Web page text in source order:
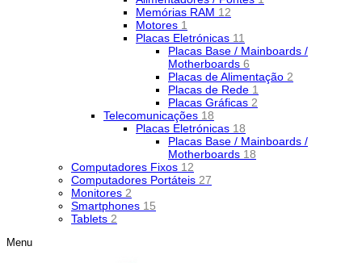
Memórias RAM 12
Motores 1
Placas Eletrónicas 11
Placas Base / Mainboards /
Motherboards 6
Placas de Alimentação 2
Placas de Rede 1
Placas Gráficas 2
Telecomunicações 18
Placas Eletrónicas 18
Placas Base / Mainboards /
Motherboards 18
Computadores Fixos 12
Computadores Portáteis 27
Monitores 2
Smartphones 15
Tablets 2
Menu